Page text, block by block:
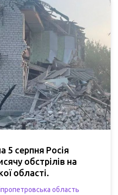
5 серпня Росія
обстрілів на
області.
область